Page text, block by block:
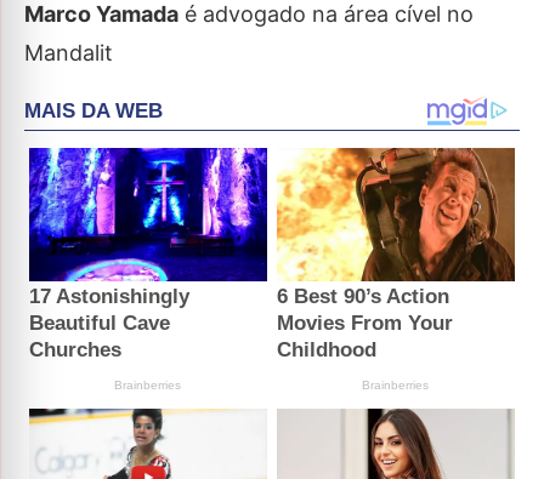
Marco Yamada é advogado na área cível no
Mandalit